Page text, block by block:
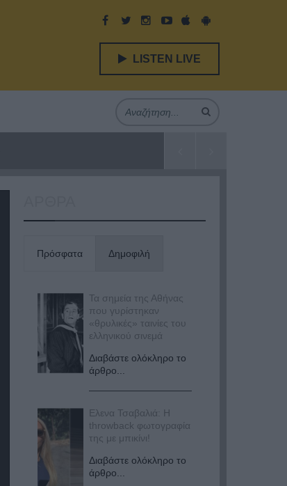
LISTEN LIVE
Πρόσφατα Δημοφιλή
Τα σημεία της Αθήνας
που γυρίστηκαν
«θρυλικές» ταινίες του
ελληνικού σινεμά
Διαβάστε ολόκληρο το
άρθρο...
Ελενα Τσαβαλιά: Η
throwback φωτογραφία
της με μπικίνι!
Διαβάστε ολόκληρο το
άρθρο...